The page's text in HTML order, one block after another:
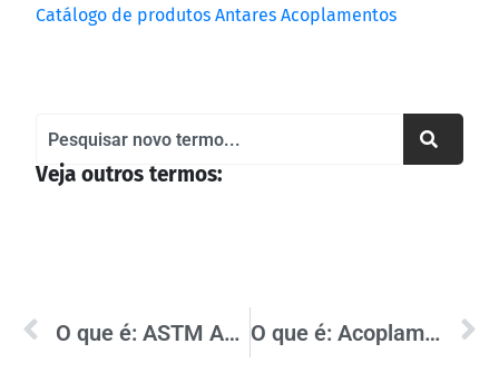
Catálogo de produtos Antares Acoplamentos
Veja outros termos:
O que é: ASTM A148 (Norma de Materiais para Fundição) O que é: Acoplamento Amortecedor